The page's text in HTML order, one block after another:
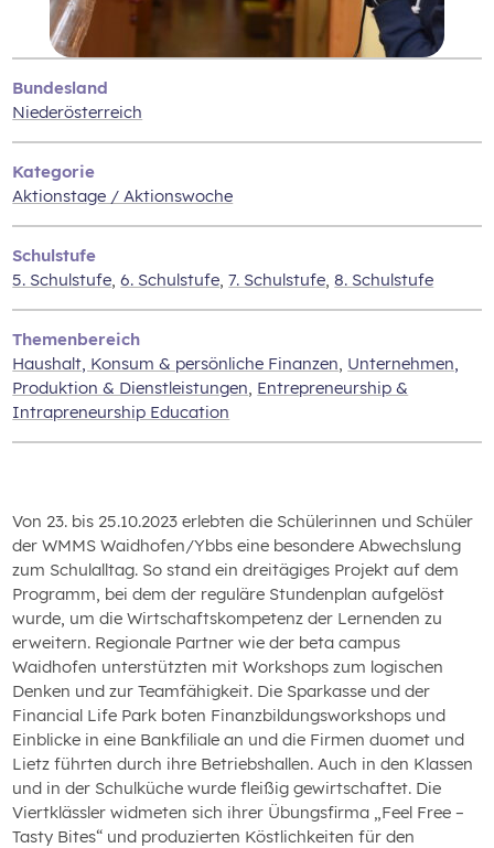
Bundesland
Niederösterreich
Kategorie
Aktionstage / Aktionswoche
Schulstufe
5. Schulstufe,6. Schulstufe,7. Schulstufe, 8. Schulstufe
Themenbereich
Haushalt, Konsum & persönliche Finanzen, Unternehmen‚
Produktion & Dienstleistungen, Entrepreneurship &
Intrapreneurship Education
Von 23. bis 25.10.2023 erlebten die Schülerinnen und Schüler
der WMMS Waidhofen/Ybbs eine besondere Abwechslung
zum Schulalltag. So stand ein dreitägiges Projekt auf dem
Programm, bei dem der reguläre Stundenplan aufgelöst
wurde, um die Wirtschaftskompetenz der Lernenden zu
erweitern. Regionale Partner wie der beta campus
Waidhofen unterstützten mit Workshops zum logischen
Denken und zur Teamfähigkeit. Die Sparkasse und der
Financial Life Park boten Finanzbildungsworkshops und
Einblicke in eine Bankfiliale an und die Firmen duomet und
Lietz führten durch ihre Betriebshallen. Auch in den Klassen
und in der Schulküche wurde fleißig gewirtschaftet. Die
Viertklässler widmeten sich ihrer Übungsfirma „Feel Free –
Tasty Bites“ und produzierten Köstlichkeiten für den